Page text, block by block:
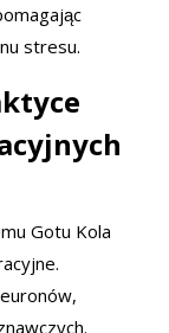
stresu.
Gotu Kola